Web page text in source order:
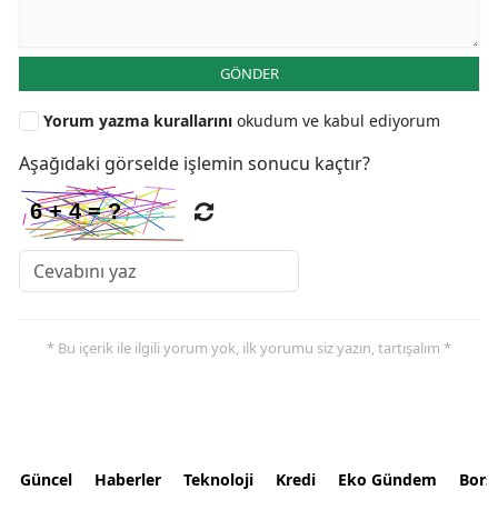
GÖNDER
Yorum yazma kurallarını okudum ve kabul ediyorum
Aşağıdaki görselde işlemin sonucu kaçtır?
* Bu içerik ile ilgili yorum yok, ilk yorumu siz yazın, tartışalım *
Güncel Haberler Teknoloji Kredi Eko Gündem